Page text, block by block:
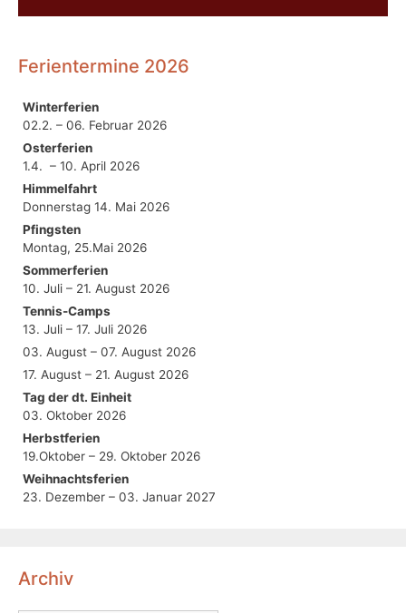
Ferientermine 2026
Winterferien
02.2. – 06. Februar 2026
Osterferien
1.4. – 10. April 2026
Himmelfahrt
Donnerstag 14. Mai 2026
Pfingsten
Montag, 25.Mai 2026
Sommerferien
10. Juli – 21. August 2026
Tennis-Camps
13. Juli – 17. Juli 2026
03. August – 07. August 2026
17. August – 21. August 2026
Tag der dt. Einheit
03. Oktober 2026
Herbstferien
19.Oktober – 29. Oktober 2026
Weihnachtsferien
23. Dezember – 03. Januar 2027
Archiv